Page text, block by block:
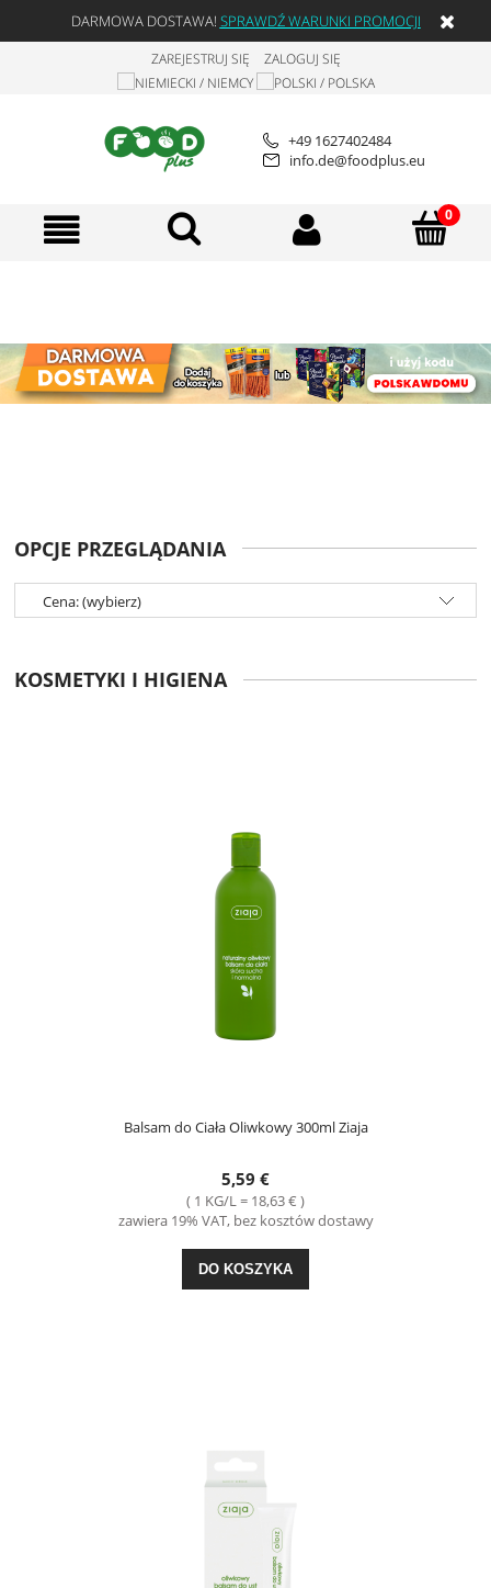
DARMOWA DOSTAWA! SPRAWDŹ WARUNKI PROMOCJI
ZAREJESTRUJ SIĘ ZALOGUJ SIĘ
+49 1627402484
info.de@foodplus.eu
OPCJE PRZEGLĄDANIA
Cena: (wybierz)
KOSMETYKI I HIGIENA
Balsam do Ciała Oliwkowy 300ml Ziaja
5,59 €
( 1 KG/L = 18,63 € )
zawiera 19% VAT, bez kosztów dostawy
DO KOSZYKA